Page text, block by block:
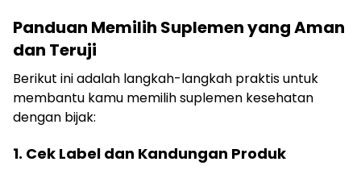
Panduan Memilih Suplemen yang Aman
dan Teruji
Berikut ini adalah langkah-langkah praktis untuk
membantu kamu memilih suplemen kesehatan
dengan bijak:
1. Cek Label dan Kandungan Produk